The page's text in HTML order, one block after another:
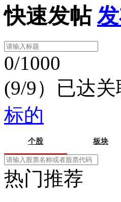
快速发帖
0/1000
(9/9）已达
标的
个股 板块
热门推荐